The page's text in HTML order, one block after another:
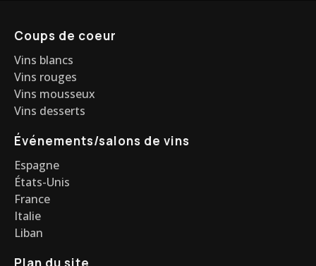
Coups de coeur
Vins blancs
Vins rouges
Vins mousseux
Vins desserts
Événements/salons de vins
Espagne
États-Unis
France
Italie
Liban
Plan du site